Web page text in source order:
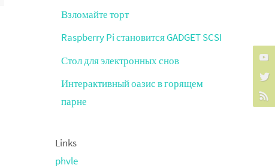
Взломайте торт
Raspberry Pi становится GADGET SCSI
Стол для электронных снов
Интерактивный оазис в горящем
парне
Links
phvle